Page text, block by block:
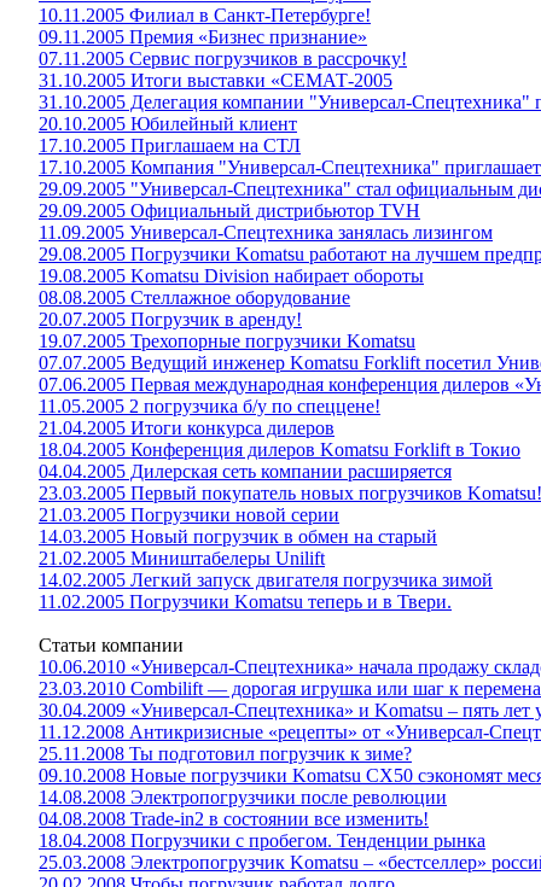
10.11.2005 Филиал в Санкт-Петербурге!
09.11.2005 Премия «Бизнес признание»
07.11.2005 Сервис погрузчиков в рассрочку!
31.10.2005 Итоги выставки «СЕМАТ-2005
31.10.2005 Делегация компании "Универсал-
20.10.2005 Юбилейный клиент
17.10.2005 Приглашаем на СТЛ
17.10.2005 Компания "Универсал-Спецтехника"
29.09.2005 "Универсал-Спецтехника" стал официальным
29.09.2005 Официальный дистрибьютор TVH
11.09.2005 Универсал-Спецтехника занялась лизингом
29.08.2005 Погрузчики Komatsu работают на лучшем
19.08.2005 Komatsu Division набирает обороты
08.08.2005 Стеллажное оборудование
20.07.2005 Погрузчик в аренду!
19.07.2005 Трехопорные погрузчики Komatsu
07.07.2005 Ведущий инженер Komatsu Forklift посетил
07.06.2005 Первая международная конференция дилеров
11.05.2005 2 погрузчика б/у по спеццене!
21.04.2005 Итоги конкурса дилеров
18.04.2005 Конференция дилеров Komatsu Forklift в Токио
04.04.2005 Дилерская сеть компании расширяется
23.03.2005 Первый покупатель новых погрузчиков Komatsu!
21.03.2005 Погрузчики новой серии
14.03.2005 Новый погрузчик в обмен на старый
21.02.2005 Миништабелеры Unilift
14.02.2005 Легкий запуск двигателя погрузчика зимой
11.02.2005 Погрузчики Komatsu теперь и в Твери.
Статьи компании
10.06.2010 «Универсал-Спецтехника» начала продажу
23.03.2010 Combilift — дорогая игрушка или шаг к
30.04.2009 «Универсал-Спецтехника» и Komatsu – пять
11.12.2008 Антикризисные «рецепты» от «Универсал-
25.11.2008 Ты подготовил погрузчик к зиме?
09.10.2008 Новые погрузчики Komatsu CX50 сэкономят
14.08.2008 Электропогрузчики после революции
04.08.2008 Trade-in2 в состоянии все изменить!
18.04.2008 Погрузчики с пробегом. Тенденции рынка
25.03.2008 Электропогрузчик Komatsu – «бестселлер»